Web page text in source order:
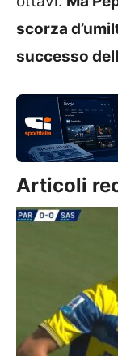
scorza
successo
Articoli